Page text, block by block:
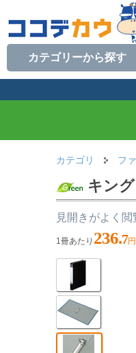
カテゴリーから探す
カテゴリ フ
キン
見開きがよく
1冊あたり 236.7円